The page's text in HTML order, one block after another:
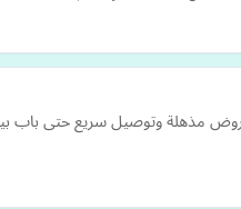
عروض مذهلة وتوصيل سريع حتى